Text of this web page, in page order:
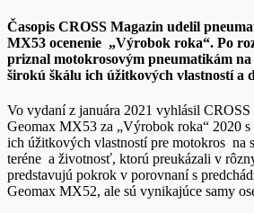
Časopis CROSS Magazin udelil
MX53 ocenenie „Výrobok roka“. Po
priznal motokrosovým pneumatikám na
širokú škálu ich úžitkových vlastností a
Vo vydaní z januára 2021 vyhlásil
Geomax MX53 za „Výrobok roka“ 2020 s
ich úžitkových vlastností pre motokros na
teréne a životnosť, ktorú preukázali v
predstavujú pokrok v porovnaní s
Geomax MX52, ale sú vynikajúce samy